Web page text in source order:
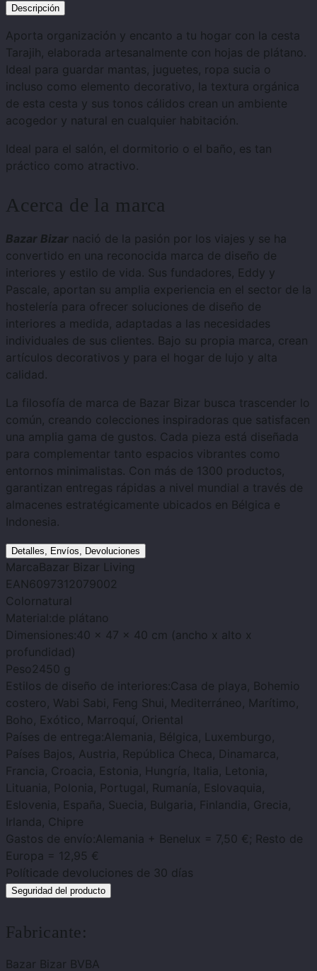
Descripción
Aporta organización y encanto a tu hogar con la cesta
Tarajih, elaborada artesanalmente con hojas de plátano.
Ideal para guardar mantas, juguetes, ropa sucia o
incluso como elemento decorativo, la textura orgánica
de esta cesta y sus tonos cálidos crean un ambiente
acogedor y natural en cualquier habitación.
Ideal para el salón, el dormitorio o el baño, es tan
práctico como atractivo.
Acerca de la marca
Bazar Bizar nació de la pasión por los viajes y se ha
convertido en una reconocida marca de diseño de
interiores y estilo de vida. Sus fundadores, Eddy y
Pascale, aportan su amplia experiencia en el sector de la
hostelería para ofrecer soluciones de diseño de
interiores a medida, adaptadas a las necesidades
individuales de sus clientes. Bajo su propia marca, crean
artículos decorativos y para el hogar de lujo y alta
calidad.
La filosofía de marca de Bazar Bizar busca trascender lo
común, creando colecciones inspiradoras que satisfacen
una amplia gama de gustos. Cada pieza está diseñada
para complementar tanto espacios vibrantes como
entornos minimalistas. Con más de 1300 productos,
garantizan entregas rápidas a nivel mundial a través de
almacenes estratégicamente ubicados en Bélgica e
Indonesia.
Detalles, Envíos, Devoluciones
Marca Bazar Bizar Living
EAN6097312079002
Color natural
Material:de plátano
Dimensiones:40 x 47 x 40 cm (ancho x alto x
profundidad)
Peso 2450 g
Estilos de diseño de interiores:Casa de playa, Bohemio
costero, Wabi Sabi, Feng Shui, Mediterráneo, Marítimo,
Boho, Exótico, Marroquí, Oriental
Países de entrega:Alemania, Bélgica, Luxemburgo,
Países Bajos, Austria, República Checa, Dinamarca,
Francia, Croacia, Estonia, Hungría, Italia, Letonia,
Lituania, Polonia, Portugal, Rumanía, Eslovaquia,
Eslovenia, España, Suecia, Bulgaria, Finlandia, Grecia,
Irlanda, Chipre
Gastos de envío:Alemania + Benelux = 7,50 €; Resto de
Europa = 12,95 €
Políticade devoluciones de 30 días
Seguridad del producto
Fabricante:
Bazar Bizar BVBA